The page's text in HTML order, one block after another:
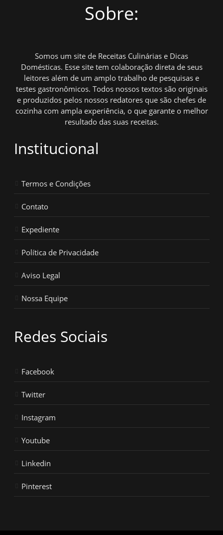
Sobre:
Somos um site de Receitas Culinárias e Dicas
Domésticas. Esse site tem colaboração direta de seus
leitores além de um amplo trabalho de pesquisas e
testes gastronômicos. Todos nossos textos são originais
e produzidos pelos nossos redatores que são chefes de
cozinha com ampla experiência, o que garante o melhor
resultado das suas receitas.
Institucional
Termos e Condições
Contato
Expediente
Política de Privacidade
Aviso Legal
Nossa Equipe
Redes Sociais
Facebook
Twitter
Instagram
Youtube
Linkedin
Pinterest